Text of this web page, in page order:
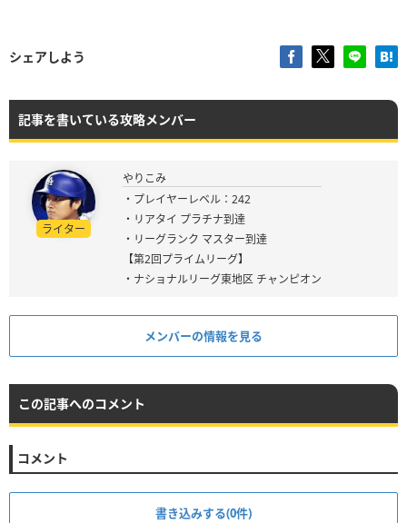
シェアしよう
記事を書いている攻略メンバー
ライター
やりこみ
・プレイヤーレベル：242
・リアタイ プラチナ到達
・リーグランク マスター到達
【第2回プライムリーグ】
・ナショナルリーグ東地区 チャンピオン
メンバーの情報を見る
この記事へのコメント
コメント
書き込みする(0件)